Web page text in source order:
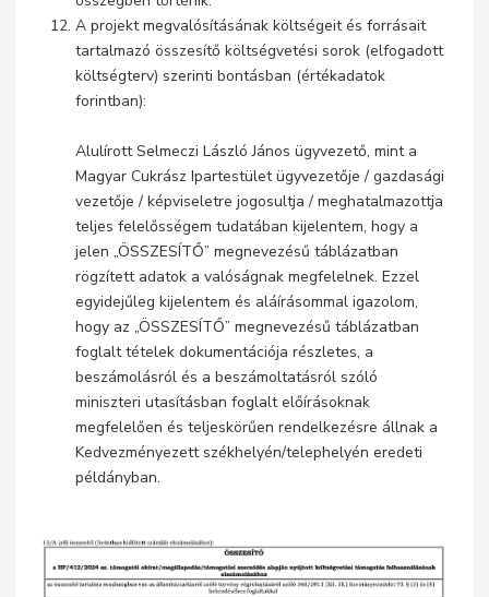
A projekt megvalósításának költségeit és forrásait
tartalmazó összesítő költségvetési sorok (elfogadott
költségterv) szerinti bontásban (értékadatok
forintban):
Alulírott Selmeczi László János ügyvezető, mint a
Magyar Cukrász Ipartestület ügyvezetője / gazdasági
vezetője / képviseletre jogosultja / meghatalmazottja
teljes felelősségem tudatában kijelentem, hogy a
jelen „ÖSSZESÍTŐ” megnevezésű táblázatban
rögzített adatok a valóságnak megfelelnek. Ezzel
egyidejűleg kijelentem és aláírásommal igazolom,
hogy az „ÖSSZESÍTŐ” megnevezésű táblázatban
foglalt tételek dokumentációja részletes, a
beszámolásról és a beszámoltatásról szóló
miniszteri utasításban foglalt előírásoknak
megfelelően és teljeskörűen rendelkezésre állnak a
Kedvezményezett székhelyén/telephelyén eredeti
példányban.